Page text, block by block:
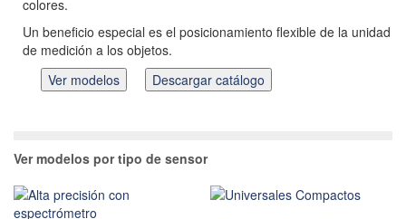
colores.
Un beneficio especial es el posicionamiento flexible de la unidad
de medición a los objetos.
Ver modelos
Descargar catálogo
Ver modelos por tipo de sensor